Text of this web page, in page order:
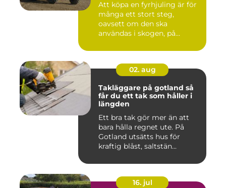
Att köpa en fyrhjuling är för
många ett stort steg,
oavsett om den ska
användas i skogen, på
02. aug
Takläggare på gotland så
får du ett tak som håller i
längden
Ett bra tak gör mer än att
bara hålla regnet ute. På
Gotland utsätts hus för
kraftig blåst, saltstän...
16. jul